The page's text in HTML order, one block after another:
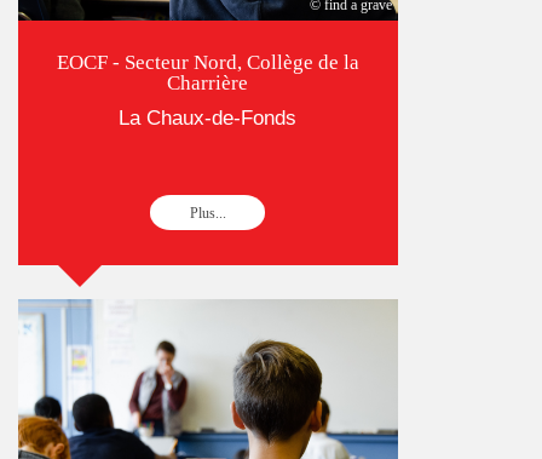
© find a grave
EOCF - Secteur Nord, Collège de la
Charrière
La Chaux-de-Fonds
Plus...